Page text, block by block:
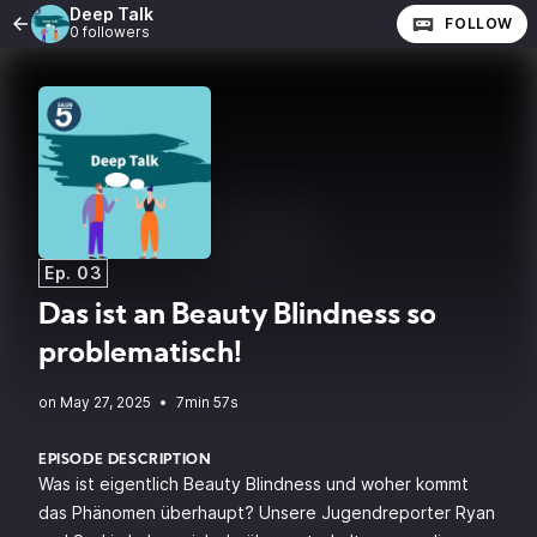
Deep Talk
0 followers FOLLOW
Ep. 03
Das ist an Beauty Blindness so
problematisch!
• 7min 57s
EPISODE DESCRIPTION
Was ist eigentlich Beauty Blindness und woher kommt
das Phänomen überhaupt? Unsere Jugendreporter Ryan